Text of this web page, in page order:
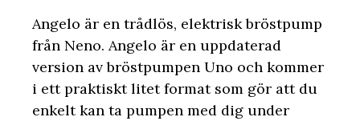
Angelo är en trådlös, elektrisk bröstpump
från Neno. Angelo är en uppdaterad
version av bröstpumpen Uno och kommer
i ett praktiskt litet format som gör att du
enkelt kan ta pumpen med dig under